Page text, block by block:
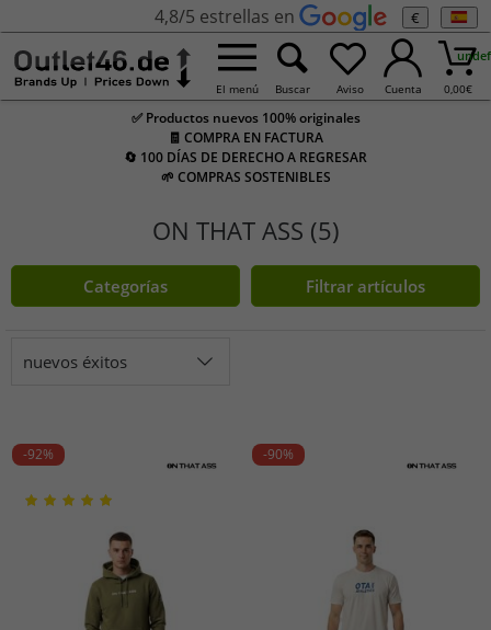
4,8/5 estrellas en €
El menú Buscar Aviso Cuenta 0,00€
✅ Productos nuevos 100% originales
🧾 COMPRA EN FACTURA
🔄 100 DÍAS DE DERECHO A REGRESAR
🌱 COMPRAS SOSTENIBLES
ON THAT ASS (5)
Categorías Filtrar artículos
nuevos éxitos
-92% -90%